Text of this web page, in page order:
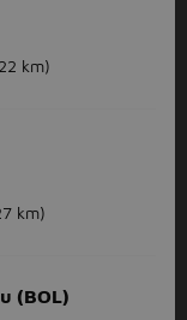
km)
km)
(BOL)